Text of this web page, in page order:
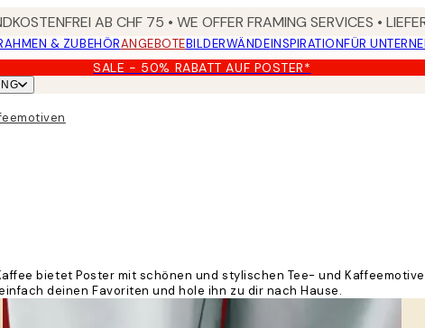
AB CHF 75 • WE OFFER FRAMING SERVICES •
& ZUBEHÖRANGEBOTEBILDERWÄNDEINSPIRATIONFÜR
SALE - 50% RABATT AUF POSTER*
bietet Poster mit schönen und stylischen Tee- und
deinen Favoriten und hole ihn zu dir nach Hause.